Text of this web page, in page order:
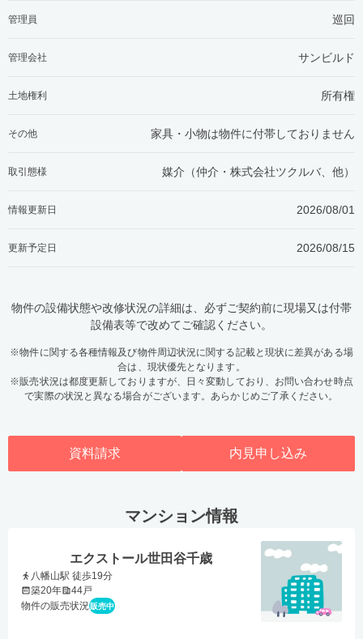
管理員 巡回
管理会社 サンビルド
土地権利 所有権
その他 家具・小物は物件に付帯しておりません
取引態様 媒介（仲介・ 株式会社ツクルバ、他）
情報更新日 2026/08/01
更新予定日 2026/08/15
物件の設備状態や改修状況の詳細は、必ずご契約前に現場又は付帯
設備表等で改めてご確認ください。
※物件に関する各種情報及び物件周辺状況に関する記載と現状に差異がある場
合は、現状優先となります。
※販売状況は都度更新しておりますが、日々変動しており、お問い合わせ時点
で実際の状況と異なる場合がございます。あらかじめご了承ください。
資料請求 内見申し込み
マンション情報
エクストール世田谷千歳
八幡山駅 徒歩19分
築20年
44戸
物件の販売状況販売中